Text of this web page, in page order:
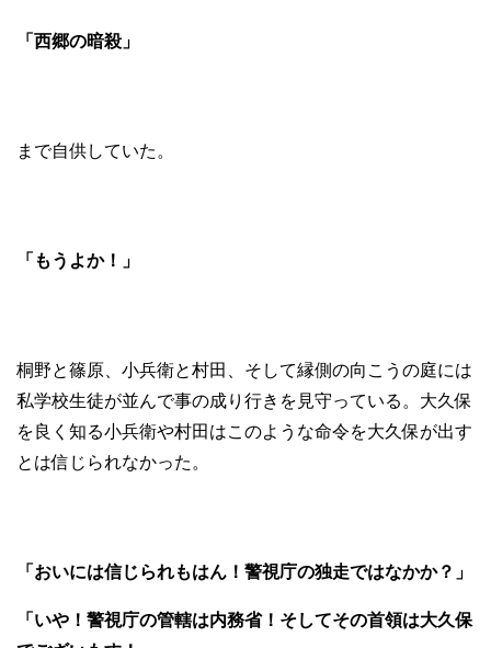
「西郷の暗殺」
まで自供していた。
「もうよか！」
桐野と篠原、小兵衛と村田、そして縁側の向こうの庭には
私学校生徒が並んで事の成り行きを見守っている。大久保
を良く知る小兵衛や村田はこのような命令を大久保が出す
とは信じられなかった。
「おいには信じられもはん！警視庁の独走ではなかか？」
「いや！警視庁の管轄は内務省！そしてその首領は大久保